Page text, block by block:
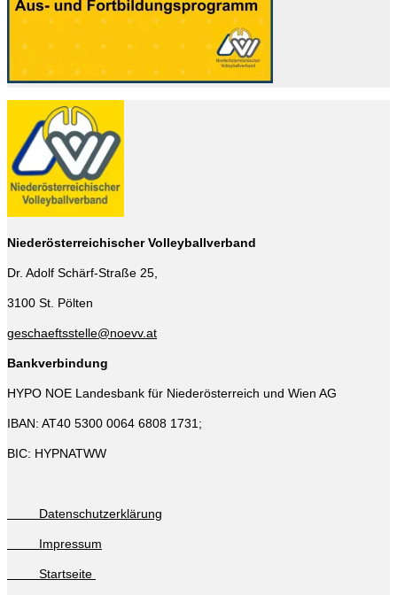
Niederösterreichischer Volleyballverband
Dr. Adolf Schärf-Straße 25,
3100 St. Pölten
geschaeftsstelle@noevv.at
Bankverbindung
HYPO NOE Landesbank für Niederösterreich und Wien AG
IBAN: AT40 5300 0064 6808 1731;
BIC: HYPNATWW
Datenschutzerklärung
Impressum
Startseite